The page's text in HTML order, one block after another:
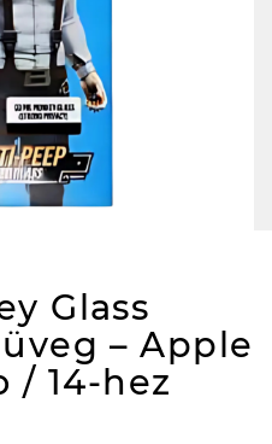
Glass
– Apple
/ 14-hez